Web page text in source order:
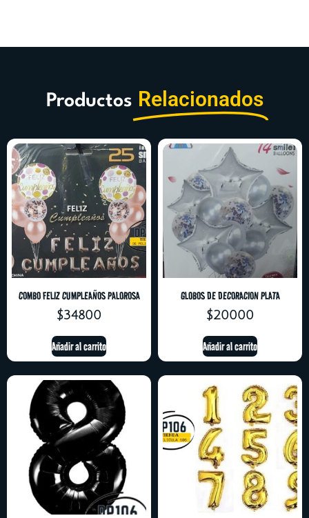
Productos Relacionados
COMBO FELIZ CUMPLEAÑOS PALOROSA
$34800
Añadir al carrito
GLOBOS DE DECORACION PLATA
$20000
Añadir al carrito